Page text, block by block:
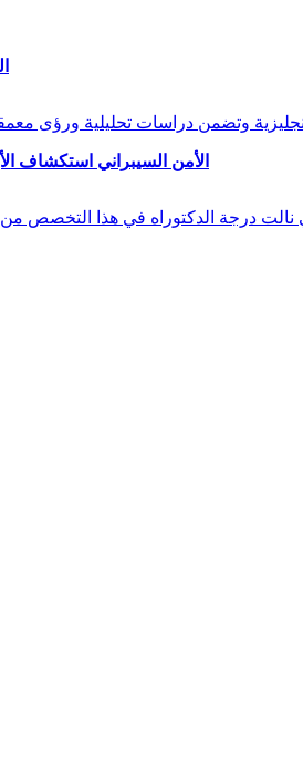
الأمن السيبراني استكشاف
درجة الدكتوراه في هذا التخصص